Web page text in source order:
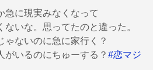
急に現実みなくなって
ないな。思ってたのと違った。
ゃないのに急に家行く？
がいるのにちゅーする？ #恋マジ